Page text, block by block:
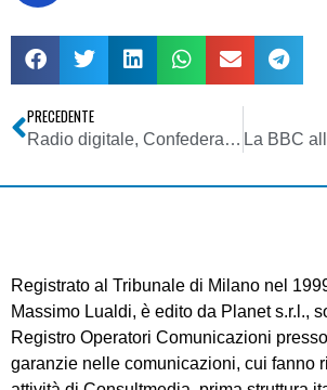
PRECEDENTE
Radio digitale, Confederazione elvetica: messa a concorso di otto concessioni di radio digitale nella Svizzera romanda
Registrato al Tribunale di Milano nel
Massimo Lualdi, è edito da Planet s.r.l.,
Registro Operatori Comunicazioni
garanzie nelle comunicazioni, cui fanno